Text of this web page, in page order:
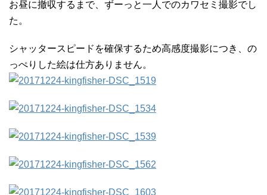
お昼に撤収するまで、ずーっと一人でのカワセミ撮影でし
た。
シャッタースピードを確保するため高感度撮影につき、の
っぺりした絵は仕方ありません。